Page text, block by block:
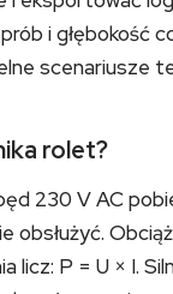
i głębokość
scenariusze
rolet?
230 V AC
licz: P = U × I.